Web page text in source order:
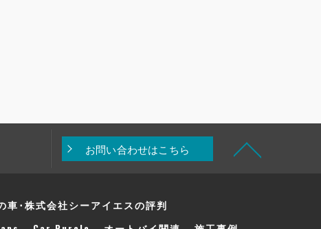
お問い合わせはこちら
車･株式会社シーアイエスの評判